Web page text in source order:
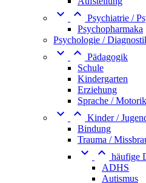
  Psychiatrie /
Psychopharmaka
Psychologie /
  Pädagogik
Schule
Kindergarten
Erziehung
Sprache /
  Kinder /
Bindung
Trauma /
  häufige
ADHS
Autismus